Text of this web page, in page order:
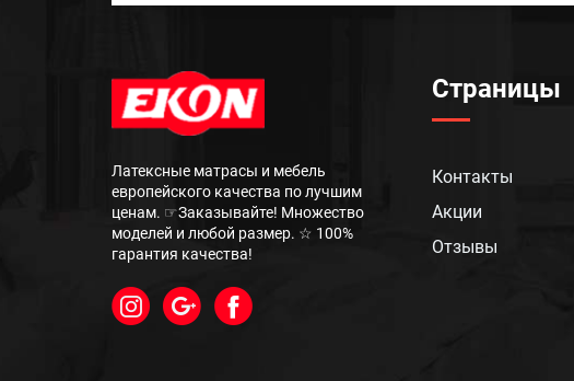
Латексные матрасы и мебель
европейского качества по лучшим
ценам. ☞Заказывайте! Множество
моделей и любой размер. ☆ 100%
гарантия качества!
Страницы
Контакты
Акции
Отзывы